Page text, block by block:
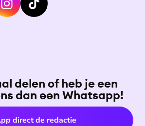
delen of heb je een
dan een Whatsapp!
direct de redactie